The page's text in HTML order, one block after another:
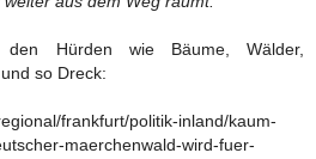
Hürden wie Bäume, Wälder,
so Dreck:
frankfurt/politik-inland/kaum-
maerchenwald-wird-fuer-